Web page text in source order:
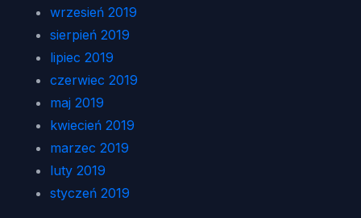
wrzesień 2019
sierpień 2019
lipiec 2019
czerwiec 2019
maj 2019
kwiecień 2019
marzec 2019
luty 2019
styczeń 2019